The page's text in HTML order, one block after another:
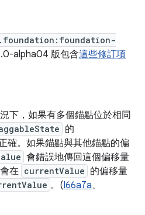
alpha04 版包含這些修訂項
下，如果有多個錨點位於相同
的
確。如果錨點與其他錨點的偏
會錯誤地傳回這個偏移量
在 currentValue 的偏移量
。(I66a7a、